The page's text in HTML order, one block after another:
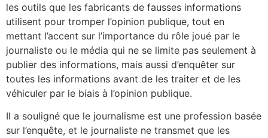
les outils que les fabricants de fausses informations
utilisent pour tromper l’opinion publique, tout en
mettant l’accent sur l’importance du rôle joué par le
journaliste ou le média qui ne se limite pas seulement à
publier des informations, mais aussi d’enquêter sur
toutes les informations avant de les traiter et de les
véhiculer par le biais à l’opinion publique.
Il a souligné que le journalisme est une profession basée
sur l’enquête, et le journaliste ne transmet que les